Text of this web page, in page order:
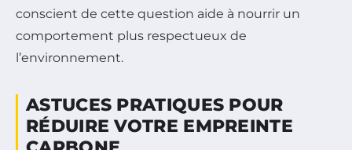
conscient de cette question aide à nourrir un
comportement plus respectueux de
l’environnement.
ASTUCES PRATIQUES POUR
RÉDUIRE VOTRE EMPREINTE